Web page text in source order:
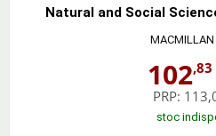
Natural and Social
MACMILLAN
102,83
PRP:
stoc